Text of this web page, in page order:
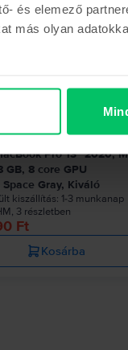
és elemező
más olyan
Pro 13″ 2020,
GB, 8 core GPU
Space Gray, Kiváló
kiszállítás: 1-3 munkanap
3 részletben
Ft
Kosárba